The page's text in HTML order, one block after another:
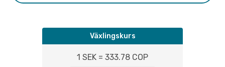
Växlingskurs
1 SEK = 333.78 COP